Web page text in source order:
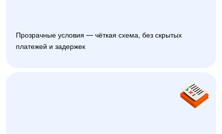
Прозрачные условия — чёткая схема, без скрытых
платежей и задержек